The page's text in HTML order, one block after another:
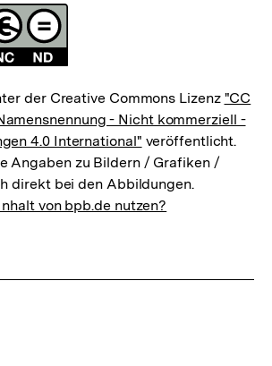
der Creative Commons Lizenz "CC
- Nicht kommerziell -
4.0 International" veröffentlicht.
Angaben zu Bildern / Grafiken /
direkt bei den Abbildungen.
von bpb.de nutzen?